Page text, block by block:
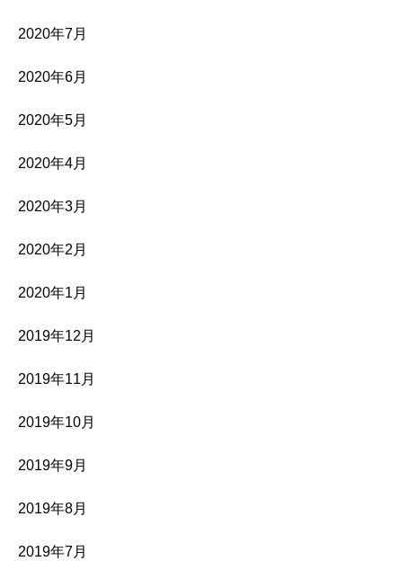
2020年7月
2020年6月
2020年5月
2020年4月
2020年3月
2020年2月
2020年1月
2019年12月
2019年11月
2019年10月
2019年9月
2019年8月
2019年7月